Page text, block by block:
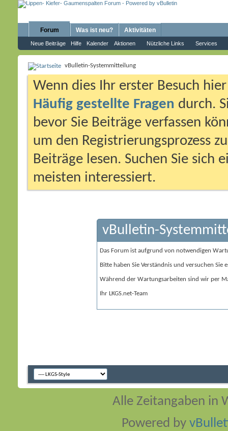
Forum
Neue Beiträge Hilfe Kalender Aktionen Nützliche Links Services
Was ist neu? Aktivitäten
vBulletin-Systemmitteilung
Wenn dies Ihr erster Besuch
Häufig gestellte Fragen durch.
bevor Sie Beiträge verfassen
um den Registrierungsprozess
Beiträge lesen. Suchen Sie sich
meisten interessiert.
vBulletin-
Das Forum ist aufgrund von notwendigen
Bitte haben Sie Verständnis und versuchen Sie
Während der Wartungsarbeiten sind wir per
Ihr LKGS.net-Team
Alle Zeitangaben in
Powered by